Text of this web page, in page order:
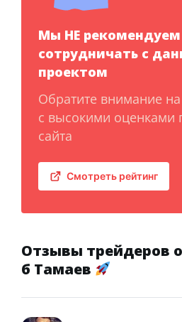
Мы НЕ рекомендуем
сотрудничать с
проектом
Обратите внимание
с высокими оценками
сайта
Смотреть рейтинг
Отзывы трейдеров
б Тамаев